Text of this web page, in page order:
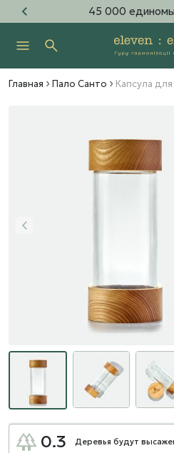
45 000
Главная Пало Санто Капсула
0.3 Деревья будут